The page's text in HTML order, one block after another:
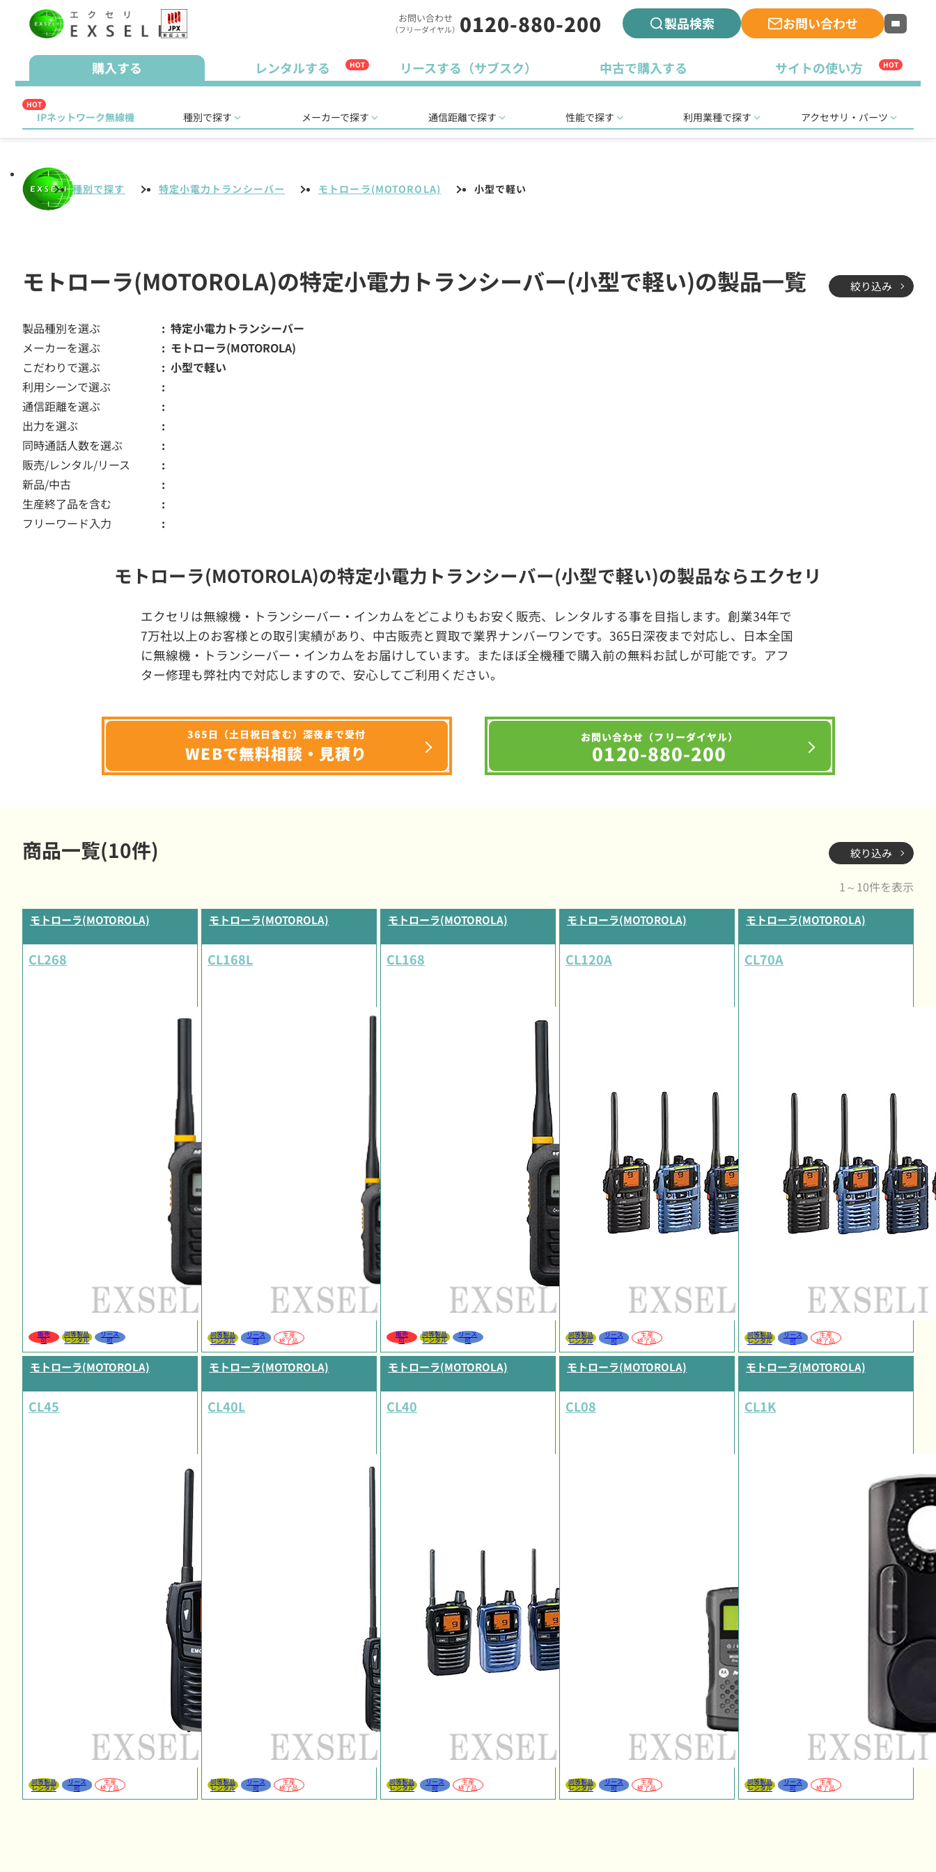
お問い合わせ
（フリーダイヤル） 0120-880-200 製品検索 お問い合わせ
購入する レンタルする HOT リースする（サブスク） 中古で購入する サイトの使い方 HOT
HOT
IPネットワーク無線機 種別で探す メーカーで探す 通信距離で探す 性能で探す 利用業種で探す アクセサリ・パーツ
種別で探す 特定小電力トランシーバー モトローラ(MOTOROLA) 小型で軽い
モトローラ(MOTOROLA)の特定小電力トランシーバー(小型で軽い)の製品一覧 絞り込み
製品種別を選ぶ
特定小電力トランシーバー
メーカーを選ぶ
モトローラ(MOTOROLA)
こだわりで選ぶ
小型で軽い
利用シーンで選ぶ
通信距離を選ぶ
出力を選ぶ
同時通話人数を選ぶ
販売/レンタル/リース
新品/中古
生産終了品を含む
フリーワード入力
モトローラ(MOTOROLA)の特定小電力トランシーバー(小型で軽い)の製品ならエクセリ
エクセリは無線機・トランシーバー・インカムをどこよりもお安く販売、レンタルする事を目指します。創業34年で
7万社以上のお客様との取引実績があり、中古販売と買取で業界ナンバーワンです。365日深夜まで対応し、日本全国
に無線機・トランシーバー・インカムをお届けしています。またほぼ全機種で購入前の無料お試しが可能です。アフ
ター修理も弊社内で対応しますので、安心してご利用ください。
365日（土日祝日含む）深夜まで受付
WEBで無料相談・見積り
お問い合わせ（フリーダイヤル）
0120-880-200
商品一覧(10件) 絞り込み
1～10件を表示
モトローラ(MOTOROLA)
CL268
販売
可
同等製品
レンタル
リース
可
モトローラ(MOTOROLA)
CL168L
同等製品
レンタル
リース
可
生産
終了品
モトローラ(MOTOROLA)
CL168
販売
可
同等製品
レンタル
リース
可
モトローラ(MOTOROLA)
CL120A
同等製品
レンタル
リース
可
生産
終了品
モトローラ(MOTOROLA)
CL70A
同等製品
レンタル
リース
可
生産
終了品
モトローラ(MOTOROLA)
CL45
同等製品
レンタル
リース
可
生産
終了品
モトローラ(MOTOROLA)
CL40L
同等製品
レンタル
リース
可
生産
終了品
モトローラ(MOTOROLA)
CL40
同等製品
レンタル
リース
可
生産
終了品
モトローラ(MOTOROLA)
CL08
同等製品
レンタル
リース
可
生産
終了品
モトローラ(MOTOROLA)
CL1K
同等製品
レンタル
リース
可
生産
終了品